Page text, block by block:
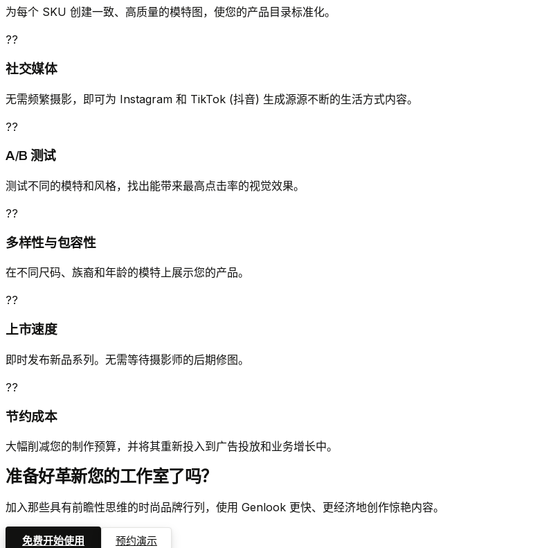
为每个 SKU 创建一致、高质量的模特图，使您的产品目录标准化。
??
社交媒体
无需频繁摄影，即可为 Instagram 和 TikTok (抖音) 生成源源不断的生活方式内容。
??
A/B 测试
测试不同的模特和风格，找出能带来最高点击率的视觉效果。
??
多样性与包容性
在不同尺码、族裔和年龄的模特上展示您的产品。
??
上市速度
即时发布新品系列。无需等待摄影师的后期修图。
??
节约成本
大幅削减您的制作预算，并将其重新投入到广告投放和业务增长中。
准备好革新您的工作室了吗？
加入那些具有前瞻性思维的时尚品牌行列，使用 Genlook 更快、更经济地创作惊艳内容。
免费开始使用 预约演示